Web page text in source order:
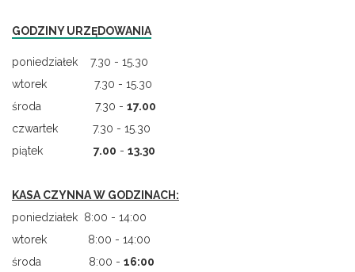
GODZINY URZĘDOWANIA
poniedziałek 7.30 - 15.30
wtorek 7.30 - 15.30
środa 7.30 - 17.00
czwartek 7.30 - 15.30
piątek 7.00 - 13.30
KASA CZYNNA W GODZINACH:
poniedziałek 8:00 - 14:00
wtorek 8:00 - 14:00
środa 8:00 - 16:00